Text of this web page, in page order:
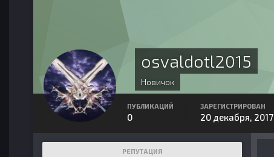
osvaldotl2015
Новичок
ПУБЛИКАЦИЙ
0
ЗАРЕГИСТРИРОВАН
20 декабря, 2017
РЕПУТАЦИЯ